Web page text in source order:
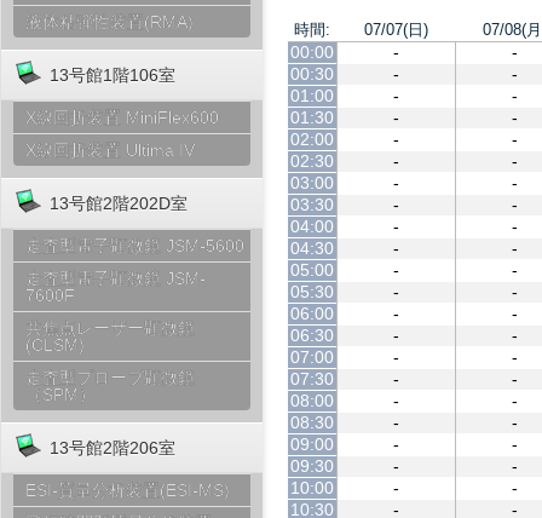
液体粘弾性装置(RMA)
13号館1階106室
X線回折装置 MiniFlex600
X線回折装置 Ultima IV
13号館2階202D室
走査型電子顕微鏡 JSM-5600
走査型電子顕微鏡 JSM-
7600F
共焦点レーザー顕微鏡
(CLSM)
走査型プローブ顕微鏡
（SPM）
13号館2階206室
ESI-質量分析装置(ESI-MS)
時間: 07/07(日) 07/08(
00:00 -
-
00:30
-
-
01:00
-
-
01:30
-
-
02:00
-
-
02:30
-
-
03:00
-
-
03:30
-
-
04:00
-
-
04:30
-
-
05:00
-
-
05:30
-
-
06:00
-
-
06:30
-
-
07:00
-
-
07:30
-
-
08:00
-
-
08:30
-
-
09:00
-
-
09:30
-
-
10:00
-
-
10:30
-
-